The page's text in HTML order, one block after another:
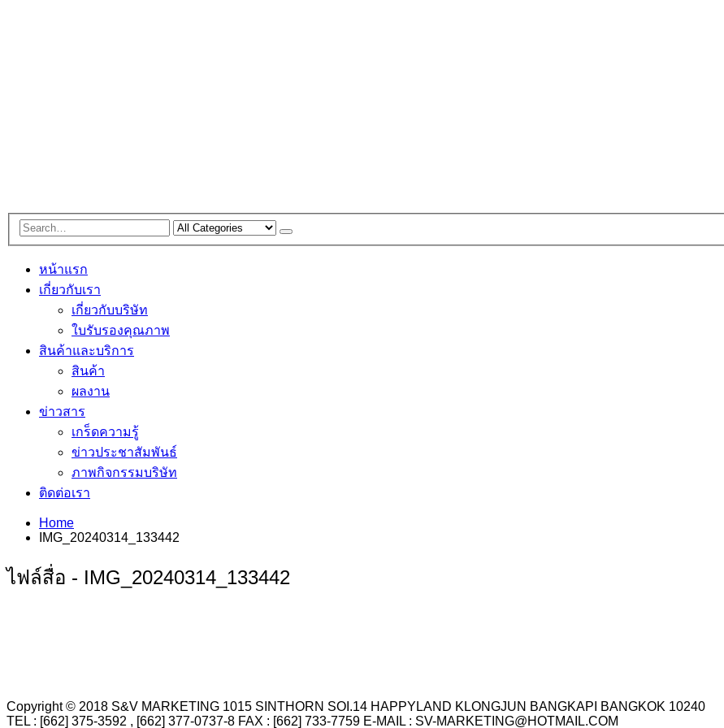
หน้าแรก
เกี่ยวกับเรา
เกี่ยวกับบริษัท
ใบรับรองคุณภาพ
สินค้าและบริการ
สินค้า
ผลงาน
ข่าวสาร
เกร็ดความรู้
ข่าวประชาสัมพันธ์
ภาพกิจกรรมบริษัท
ติดต่อเรา
Home
IMG_20240314_133442
ไฟล์สื่อ - IMG_20240314_133442
Copyright © 2018 S&V MARKETING 1015 SINTHORN SOI.14 HAPPYLAND KLONGJUN BANGKAPI BANGKOK 10240
TEL : [662] 375-3592 , [662] 377-0737-8 FAX : [662] 733-7759 E-MAIL : SV-MARKETING@HOTMAIL.COM